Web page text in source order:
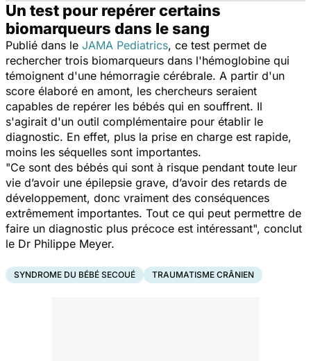
Un test pour repérer certains
biomarqueurs dans le sang
Publié dans le JAMA Pediatrics, ce test permet de
rechercher trois biomarqueurs dans l'hémoglobine qui
témoignent d'une hémorragie cérébrale. A partir d'un
score élaboré en amont, les chercheurs seraient
capables de repérer les bébés qui en souffrent. Il
s'agirait d'un outil complémentaire pour établir le
diagnostic. En effet, plus la prise en charge est rapide,
moins les séquelles sont importantes.
"Ce sont des bébés qui sont à risque pendant toute leur
vie d’avoir une épilepsie grave, d’avoir des retards de
développement, donc vraiment des conséquences
extrêmement importantes. Tout ce qui peut permettre de
faire un diagnostic plus précoce est intéressant", conclut
le Dr Philippe Meyer.
SYNDROME DU BÉBÉ SECOUÉ TRAUMATISME CRÂNIEN